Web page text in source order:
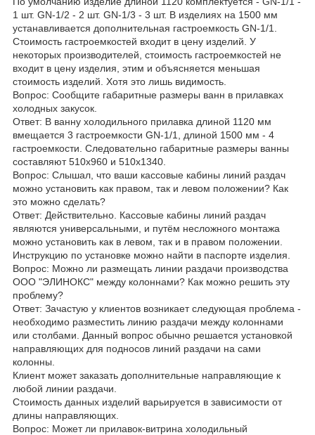
1 шт. GN-1/2 - 2 шт. GN-1/3 - 3 шт. В изделиях на 1500 мм
устанавливается дополнительная гастроемкость GN-1/1.
Стоимость гастроемкостей входит в цену изделий. У
некоторых производителей, стоимость гастроемкостей не
входит в цену изделия, этим и объясняется меньшая
стоимость изделий. Хотя это лишь видимость.
Вопрос: Сообщите габаритные размеры ванн в прилавках
холодных закусок.
Ответ: В ванну холодильного прилавка длиной 1120 мм
вмещается 3 гастроемкости GN-1/1, длиной 1500 мм - 4
гастроемкости. Следовательно габаритные размеры ванны
составляют 510х960 и 510х1340.
Вопрос: Слышал, что ваши кассовые кабины линий раздач
можно установить как правом, так и левом положении? Как
это можно сделать?
Ответ: Действительно. Кассовые кабины линий раздач
являются универсальными, и путём несложного монтажа
можно установить как в левом, так и в правом положении.
Инструкцию по установке можно найти в паспорте изделия.
Вопрос: Можно ли размещать линии раздачи производства
ООО "ЭЛИНОКС" между колоннами? Как можно решить эту
проблему?
Ответ: Зачастую у клиентов возникает следующая проблема -
необходимо разместить линию раздачи между колоннами
или столбами. Данный вопрос обычно решается установкой
направляющих для подносов линий раздачи на сами
колонны.
Клиент может заказать дополнительные направляющие к
любой линии раздачи.
Стоимость данных изделий варьируется в зависимости от
длины направляющих.
Вопрос: Может ли прилавок-витрина холодильный